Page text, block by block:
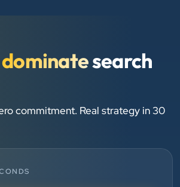
”
4 years with Clients Now
experience is best. Good service
dominatesearch
commitment. Real strategy in 30